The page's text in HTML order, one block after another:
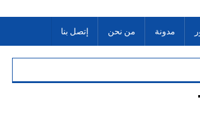
مدونة من نحن إتصل بنا